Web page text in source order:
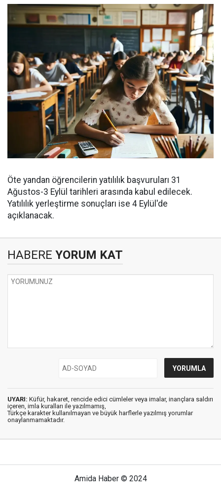
Öte yandan öğrencilerin yatılılık başvuruları 31
Ağustos-3 Eylül tarihleri arasında kabul edilecek.
Yatılılık yerleştirme sonuçları ise 4 Eylül'de
açıklanacak.
HABERE YORUM KAT
UYARI: Küfür, hakaret, rencide edici cümleler veya imalar, inançlara saldırı
içeren, imla kuralları ile yazılmamış,
Türkçe karakter kullanılmayan ve büyük harflerle yazılmış yorumlar
onaylanmamaktadır.
Amida Haber © 2024